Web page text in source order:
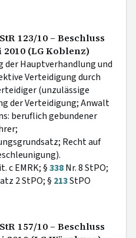
123/10 – Beschluss
2010 (LG Koblenz)
der Hauptverhandlung und
Verteidigung durch
(unzulässige
der Verteidigung; Anwalt
beruflich gebundener
Recht auf
c EMRK; §338Nr. 8 StPO;
2 StPO; § 213StPO
157/10 – Beschluss